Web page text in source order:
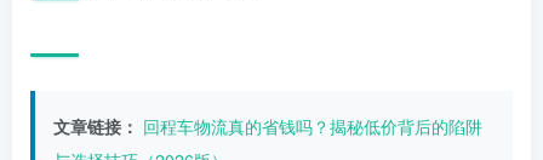
文章链接： 回程车物流真的省钱吗？揭秘低价背后的陷阱